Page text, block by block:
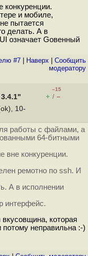
конкуренции.
и мобиле,
пытается
делать. А в
означает Gовенный
#7 Наверх
Cообщить
модератору
–15
+ / –
10-
работы с файлами, а
64-битными
вне конкуренции.
ремотно по ssh. И
А в исполнении
интерфейс.
которая
потому неправильна :-)